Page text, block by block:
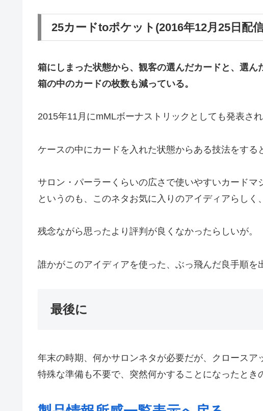
25カードtoポケット(2016年12月25日配
箱にしまった状態から、観客の選んだカードと、選ん
箱の中のカードの枚数も減っている。
2015年11月にmMLボーナストリックとしても発表され
ケースの中にカードを入れた状態からある技法をする
サロン・パーラーくらいの広さで使いやすいカードマ
というのも、このネタお気に入りのアイディアらしく
残念ながら思ったより評判が良くなかったらしいが。
誰かがこのアイディアを使った、ぶっ飛んだ良手順を
最後に
年末の時期、何かサロンネタが必要だが、クロースア
特殊な準備も不要で、突然何かすることになったとき